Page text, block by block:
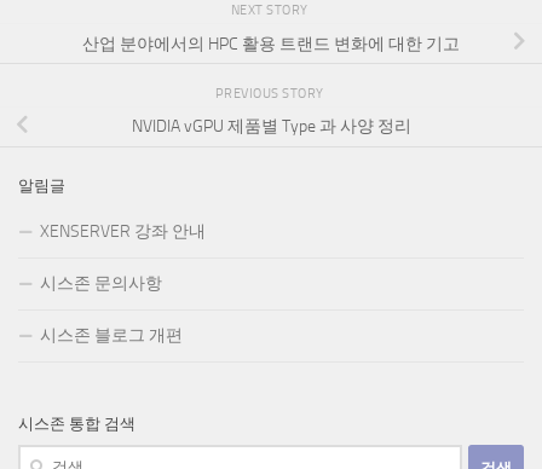
NEXT STORY
산업 분야에서의 HPC 활용 트랜드 변화에 대한 기고
PREVIOUS STORY
NVIDIA vGPU 제품별 Type 과 사양 정리
알림글
XENSERVER 강좌 안내
시스존 문의사항
시스존 블로그 개편
시스존 통합 검색
검